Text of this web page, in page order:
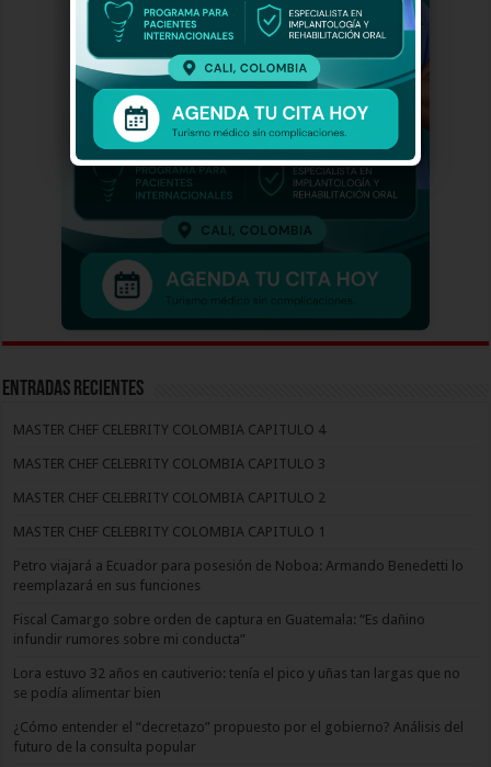
Entradas recientes
MASTER CHEF CELEBRITY COLOMBIA CAPITULO 4
MASTER CHEF CELEBRITY COLOMBIA CAPITULO 3
MASTER CHEF CELEBRITY COLOMBIA CAPITULO 2
MASTER CHEF CELEBRITY COLOMBIA CAPITULO 1
Petro viajará a Ecuador para posesión de Noboa: Armando Benedetti lo
reemplazará en sus funciones
Fiscal Camargo sobre orden de captura en Guatemala: “Es dañino
infundir rumores sobre mi conducta”
Lora estuvo 32 años en cautiverio: tenía el pico y uñas tan largas que no
se podía alimentar bien
¿Cómo entender el “decretazo” propuesto por el gobierno? Análisis del
futuro de la consulta popular